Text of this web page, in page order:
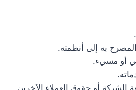
به إلى أنظمته.
أو مسيء.
الشركة أو حقوق العملاء الآخرين.